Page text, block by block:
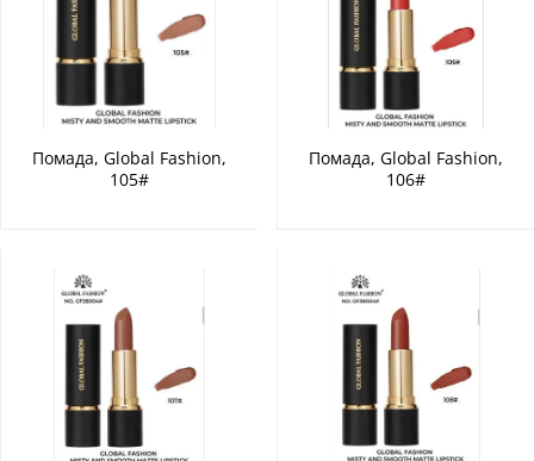
Помада, Global Fashion,
105#
Помада, Global Fashion,
106#